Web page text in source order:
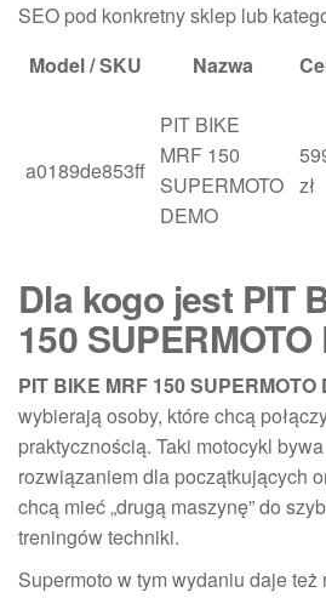
SEO pod konkretny sklep lub
Model / SKU
Nazwa
a0189de853ff
PIT BIKE
MRF 150
SUPERMOTO
DEMO
zł
Dla kogo jest PIT
150 SUPERMOTO
PIT BIKE MRF 150 SUPERMOTO
wybierają osoby, które chcą
praktycznością. Taki motocykl
rozwiązaniem dla początkujących
chcą mieć „drugą maszynę” do
treningów techniki.
Supermoto w tym wydaniu daje